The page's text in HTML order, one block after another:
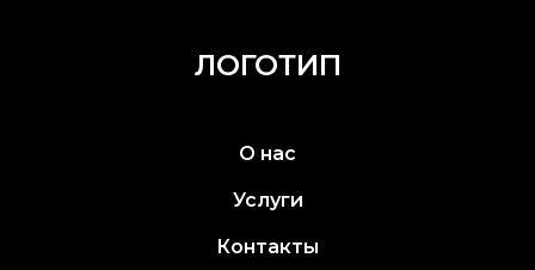
ЛОГОТИП
О нас
Услуги
Контакты